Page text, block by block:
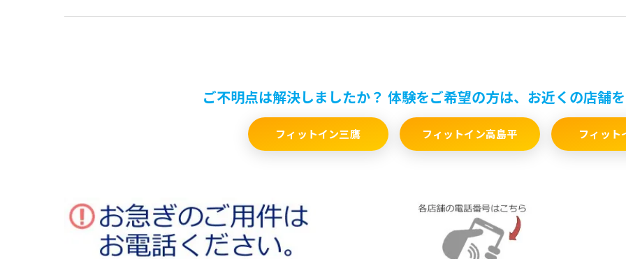
ご不明点は解決しましたか？ 体験をご希望の方は、お近くの店舗
フィットイン三鷹 フィットイン高島平 フィット
お問い合わせはこちら